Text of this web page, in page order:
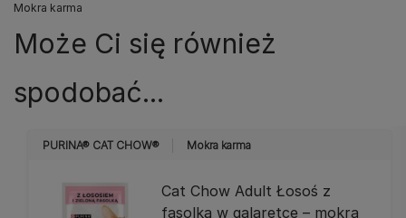
Mokra karma
Może Ci się również
spodobać...
PURINA® CAT CHOW® Mokra karma
Cat Chow Adult Łosoś z
fasolką w galaretce – mokra